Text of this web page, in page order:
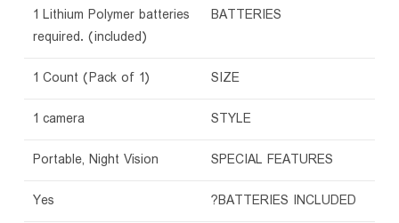
BATTERIES
‎1 Lithium Polymer batteries
required. (included)
SIZE
‎1 Count (Pack of 1)
STYLE
‎1 camera
SPECIAL FEATURES
‎Portable, Night Vision
BATTERIES INCLUDED?
‎Yes